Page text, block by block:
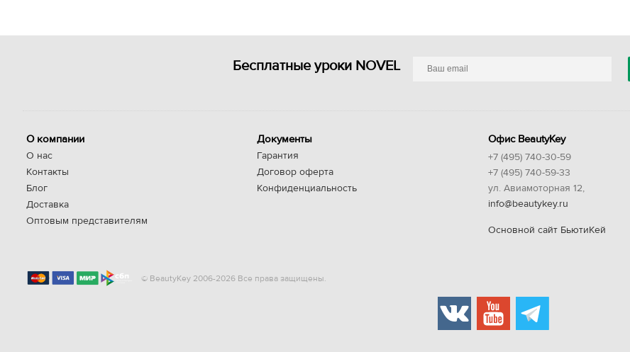
Бесплатные уроки NOVEL
О компании
О нас
Контакты
Блог
Доставка
Оптовым представителям
Документы
Гарантия
Договор оферта
Конфиденциальность
Офис BeautyKey
+7 (495) 740-30-59
+7 (495) 740-59-33
ул. Авиамоторная 12,
info@beautykey.ru
Основной сайт БьютиКей
© BeautyKey 2006-2026 Все права защищены.